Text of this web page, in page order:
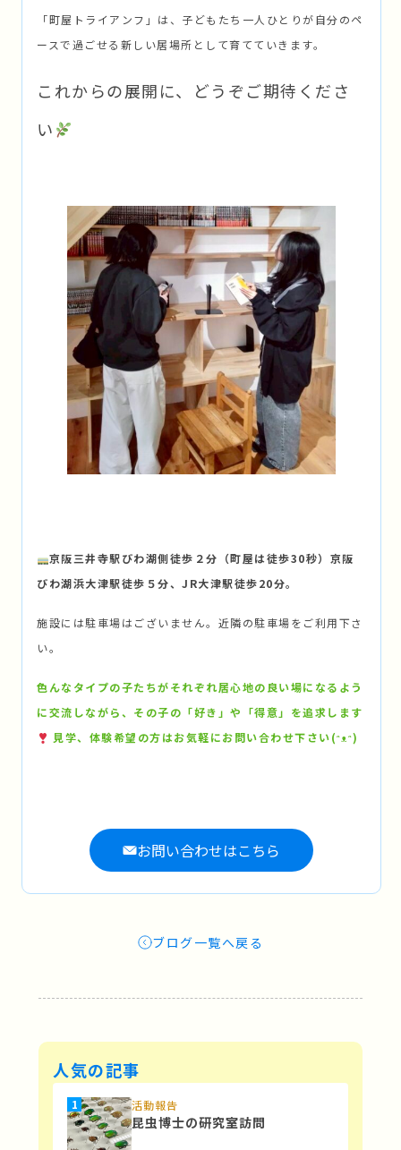
「町屋トライアンフ」は、子どもたち一人ひとりが自分のペ
ースで過ごせる新しい居場所として育てていきます。
これからの展開に、どうぞご期待くださ
い
京阪三井寺駅びわ湖側徒歩２分（町屋は徒歩30秒）京阪
びわ湖浜大津駅徒歩５分、JR大津駅徒歩20分。
施設には駐車場はございません。近隣の駐車場をご利用下さ
い。
色んなタイプの子たちがそれぞれ居心地の良い場になるよう
に交流しながら、その子の「好き」や「得意」を追求します
見学、体験希望の方はお気軽にお問い合わせ下さい(ᵔᴥᵔ)
お問い合わせはこちら
ブログ一覧へ戻る
人気の記事
活動報告
昆虫博士の研究室訪問